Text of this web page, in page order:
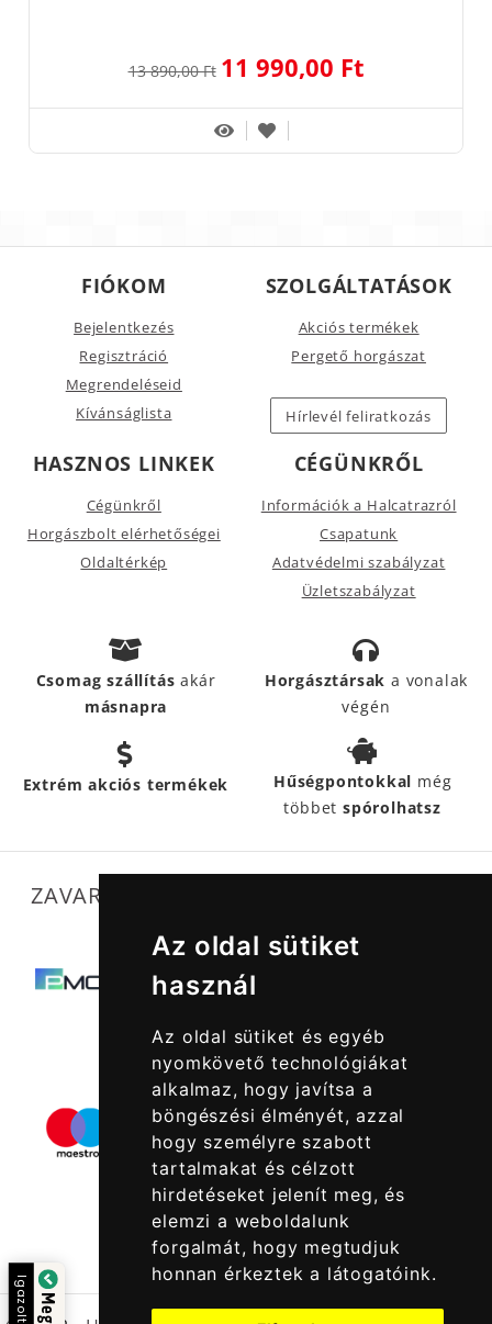
Az oldal sütiket
használ
Az oldal sütiket és egyéb
nyomkövető technológiákat
alkalmaz, hogy javítsa a
böngészési élményét, azzal
hogy személyre szabott
tartalmakat és célzott
hirdetéseket jelenít meg, és
elemzi a weboldalunk
forgalmát, hogy megtudjuk
honnan érkeztek a látogatóink.
13 890,00 Ft 11 990,00 Ft
FIÓKOM
Bejelentkezés
Regisztráció
Megrendeléseid
Kívánságlista
SZOLGÁLTATÁSOK
Akciós termékek
Pergető horgászat
Hírlevél feliratkozás
HASZNOS LINKEK
Cégünkről
Horgászbolt elérhetőségei
Oldaltérkép
CÉGÜNKRŐL
Információk a Halcatrazról
Csapatunk
Adatvédelmi szabályzat
Üzletszabályzat
Csomag szállításakár
másnapra
Horgásztársak a vonalak
végén
Extrém akciós termékek Hűségpontokkal még
többetspórolhatsz
ZAVARTALAN MŰKÖDÉSÜNKET SEGÍTIK
Igazolta: